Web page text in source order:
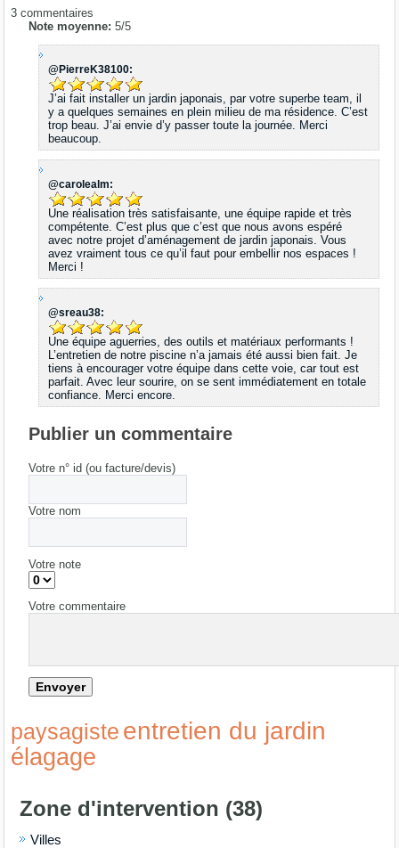
3 commentaires
Note moyenne:5/5
@PierreK38100:
J’ai fait installer un jardin japonais, par votre superbe team, il
y a quelques semaines en plein milieu de ma résidence. C’est
trop beau. J’ai envie d’y passer toute la journée. Merci
beaucoup.
@carolealm:
Une réalisation très satisfaisante, une équipe rapide et très
compétente. C’est plus que c’est que nous avons espéré
avec notre projet d’aménagement de jardin japonais. Vous
avez vraiment tous ce qu’il faut pour embellir nos espaces !
Merci !
@sreau38:
Une équipe aguerries, des outils et matériaux performants !
L’entretien de notre piscine n’a jamais été aussi bien fait. Je
tiens à encourager votre équipe dans cette voie, car tout est
parfait. Avec leur sourire, on se sent immédiatement en totale
confiance. Merci encore.
Publier un commentaire
Votre n° id (ou facture/devis)
Votre nom
Votre note
Votre commentaire
paysagiste entretien du jardin
élagage
Zone d'intervention (38)
Villes